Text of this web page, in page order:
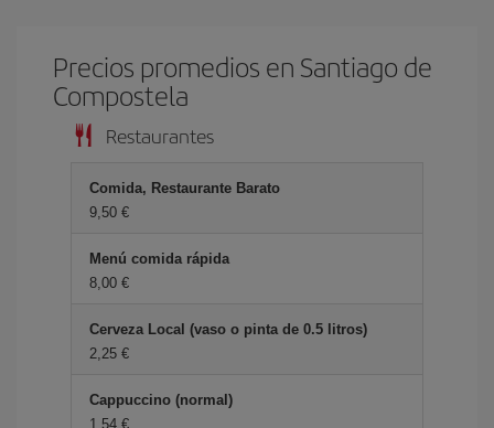
Precios promedios en Santiago de
Compostela
Restaurantes
Comida, Restaurante Barato
9,50 €
Menú comida rápida
8,00 €
Cerveza Local (vaso o pinta de 0.5 litros)
2,25 €
Cappuccino (normal)
1,54 €